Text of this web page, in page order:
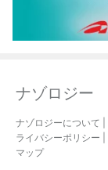
ナゾロジー
ナゾロジーについて
ライバシーポリシー
マップ